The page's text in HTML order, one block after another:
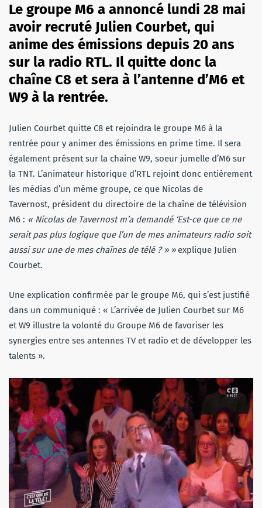
Le groupe M6 a annoncé lundi 28 mai
avoir recruté Julien Courbet, qui
anime des émissions depuis 20 ans
sur la radio RTL. Il quitte donc la
chaîne C8 et sera à l’antenne d’M6 et
W9 à la rentrée.
Julien Courbet quitte C8 et rejoindra le groupe M6 à la
rentrée pour y animer des émissions en prime time. Il sera
également présent sur la chaine W9, soeur jumelle d’M6 sur
la TNT. L’animateur historique d’RTL rejoint donc entièrement
les médias d’un même groupe, ce que Nicolas de
Tavernost, président du directoire de la chaîne de télévision
M6 : « Nicolas de Tavernost m’a demandé ‘Est-ce que ce ne
serait pas plus logique que l’un de mes animateurs radio soit
aussi sur une de mes chaînes de télé ? » » explique Julien
Courbet.
Une explication confirmée par le groupe M6, qui s’est justifié
dans un communiqué : « L’arrivée de Julien Courbet sur M6
et W9 illustre la volonté du Groupe M6 de favoriser les
synergies entre ses antennes TV et radio et de développer les
talents ».